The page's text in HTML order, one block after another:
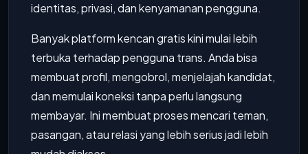
identitas, privasi, dan kenyamanan pengguna.
Banyak platform kencan gratis kini mulai lebih
terbuka terhadap pengguna trans. Anda bisa
membuat profil, mengobrol, menjelajah kandidat,
dan memulai koneksi tanpa perlu langsung
membayar. Ini membuat proses mencari teman,
pasangan, atau relasi yang lebih serius jadi lebih